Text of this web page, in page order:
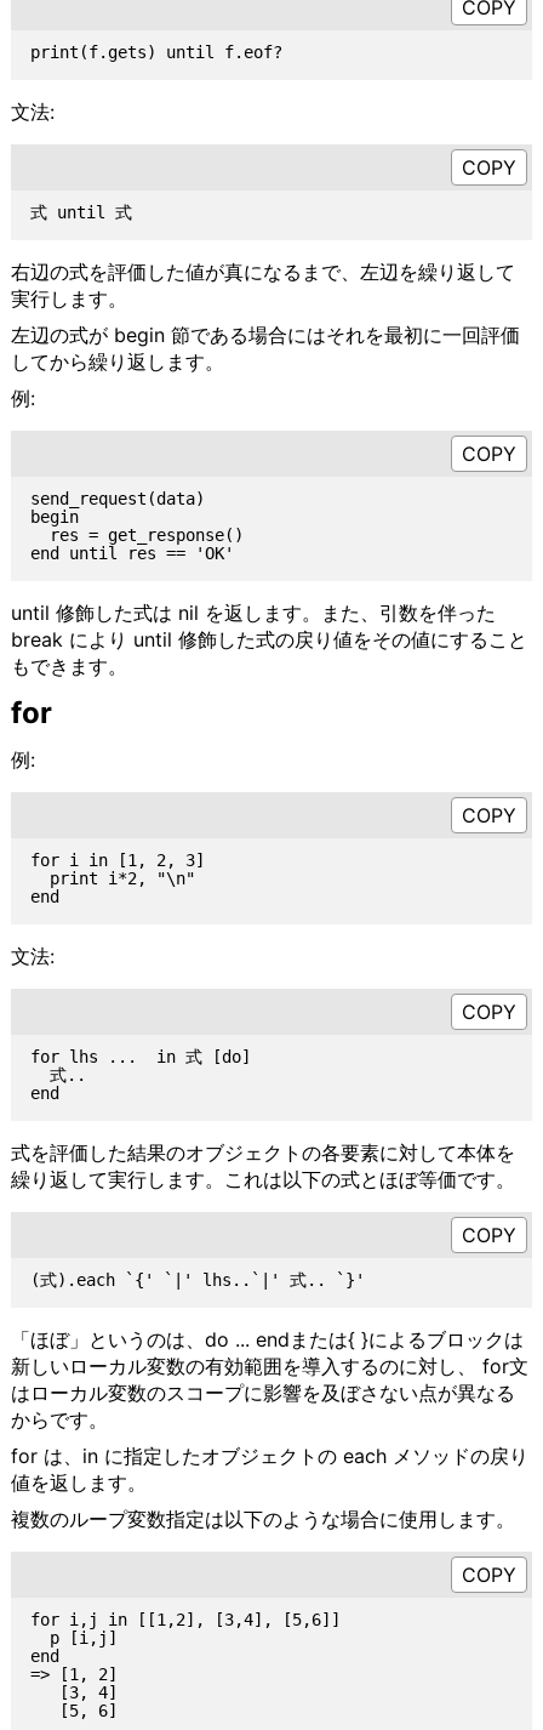
文法:
式 until 式
右辺の式を評価した値が真になるまで、左辺を繰り返して
実行します。
左辺の式が begin 節である場合にはそれを最初に一回評価
してから繰り返します。
例:
send_request(data)
begin
  res = get_response()
until 修飾した式は nil を返します。また、引数を伴った
break により until 修飾した式の戻り値をその値にすること
もできます。
for
例:
for i in [1, 2, 3]
  print i*2, "\n"
end
文法:
for lhs ...  in 式 [do]
  式..
式を評価した結果のオブジェクトの各要素に対して本体を
繰り返して実行します。これは以下の式とほぼ等価です。
「ほぼ」というのは、do ... endまたは{ }によるブロックは
新しいローカル変数の有効範囲を導入するのに対し、 for文
はローカル変数のスコープに影響を及ぼさない点が異なる
からです。
for は、in に指定したオブジェクトの each メソッドの戻り
値を返します。
複数のループ変数指定は以下のような場合に使用します。
for i,j in [[1,2], [3,4], [5,6]]
  p [i,j]
end
=> [1, 2]
   [3, 4]